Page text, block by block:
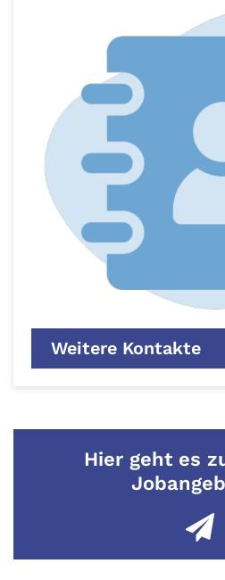
Weitere Kontakte
Hier geht es